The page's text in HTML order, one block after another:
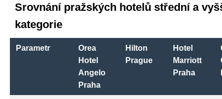
Srovnání pražských hotelů střední a
kategorie
Parametr
Orea
Hotel
Angelo
Praha
Hilton
Prague
Hotel
Marriott
Praha